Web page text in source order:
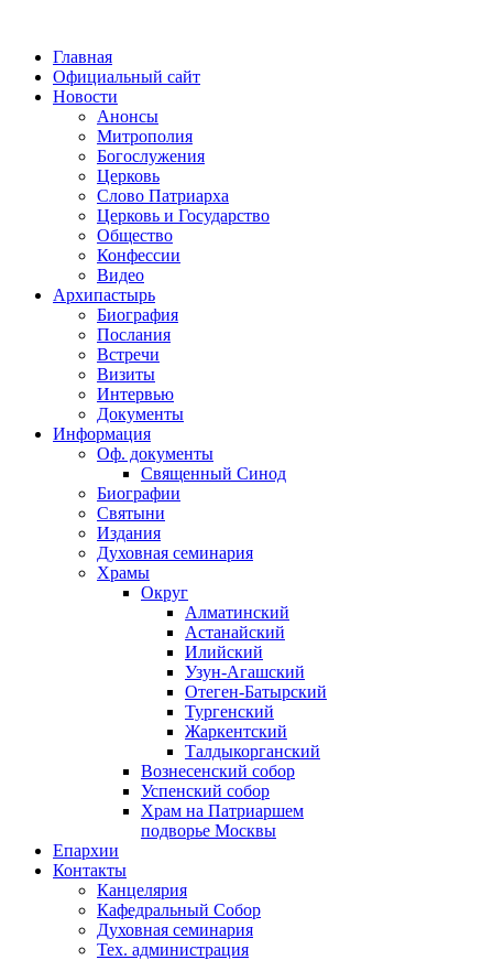
Главная
Официальный сайт
Новости
Анонсы
Митрополия
Богослужения
Церковь
Слово Патриарха
Церковь и Государство
Общество
Конфессии
Видео
Архипастырь
Биография
Послания
Встречи
Визиты
Интервью
Документы
Информация
Оф. документы
Священный Синод
Биографии
Святыни
Издания
Духовная семинария
Храмы
Округ
Алматинский
Астанайский
Илийский
Узун-Агашский
Отеген-Батырский
Тургенский
Жаркентский
Талдыкорганский
Вознесенский собор
Успенский собор
Храм на Патриаршем
подворье Москвы
Епархии
Контакты
Канцелярия
Кафедральный Собор
Духовная семинария
Тех. администрация